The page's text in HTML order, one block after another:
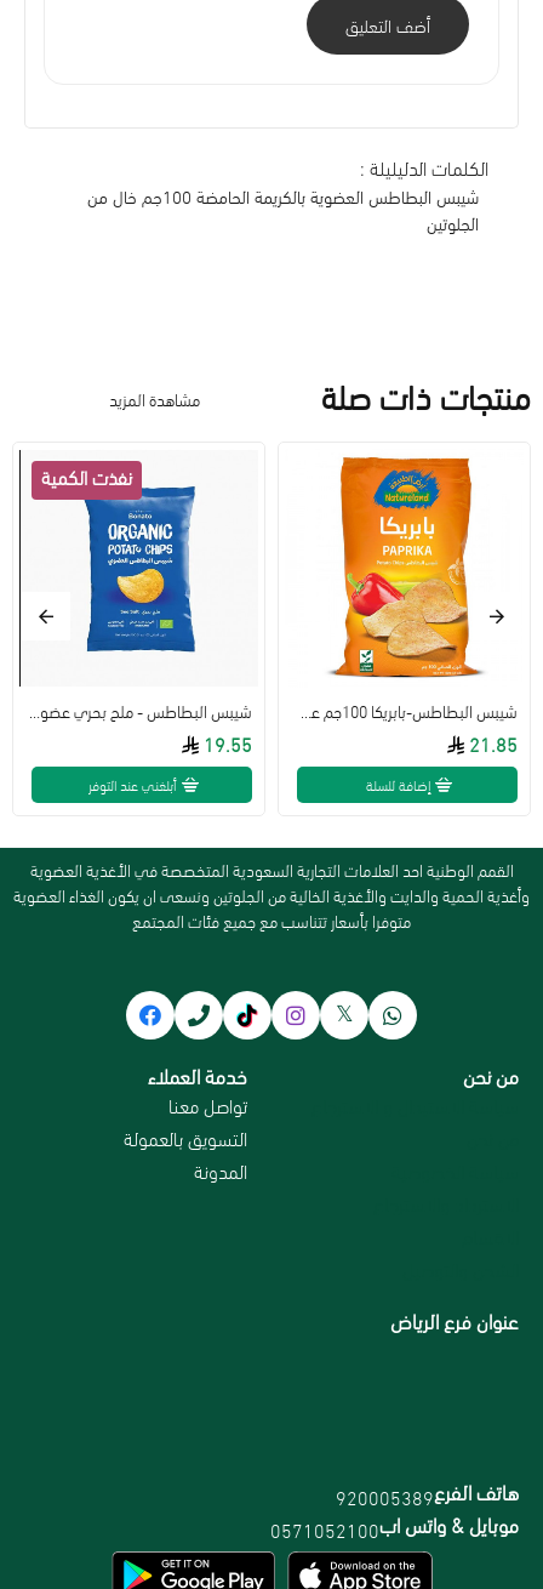
أضف التعليق
الكلمات الدليليلة :
شيبس البطاطس العضوية بالكريمة الحامضة 100جم خال من
الجلوتين
منتجات ذات صلة مشاهدة المزيد
21.85
إضافة للسلة
19.55
أبلغني عند التوفر
القمم الوطنية احد العلامات التجارية السعودية المتخصصة في الأغذية العضوية
وأغذية الحمية والدايت والأغذية الخالية من الجلوتين ونسعى ان يكون الغذاء العضوية
متوفرا بأسعار تتناسب مع جميع فئات المجتمع
من نحن خدمة العملاء
تواصل معنا
التسويق بالعمولة
المدونة
عنوان فرع الرياض
هاتف الفرع920005389
موبايل & واتس اب0571052100